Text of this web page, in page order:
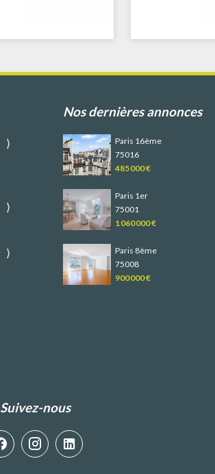
Nos dernières annonces
Paris 16ème
75016
485 000 €
Paris 1er
75001
1 060 000 €
Paris 8ème
75008
900 000 €
Suivez-nous